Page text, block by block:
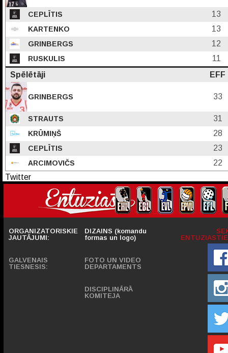
CEPLĪTIS 13
KARTENKO 13
GRINBERGS 12
RUSKULIS
11
Spēlētāji
EFF
GRINBERGS 33
STRAUTS 31
KRŪMIŅŠ 28
CEPLĪTIS 23
ARCIMOVIČS
22
Twitter
ORGANIZATORISKIE
JAUTĀJUMI:
GALVENAIS
TIESNESIS:
DIZAINS (komandu
formas un logo)
FOTO UN VIDEO
DEPARTAMENTS
DISCIPLINĀRĀ
KOMITEJA